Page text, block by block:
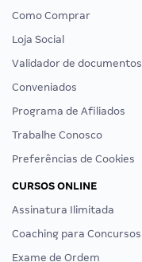
Como Comprar
Loja Social
Validador de documentos
Conveniados
Programa de Afiliados
Trabalhe Conosco
Preferências de Cookies
CURSOS ONLINE
Assinatura Ilimitada
Coaching para Concursos
Exame de Ordem